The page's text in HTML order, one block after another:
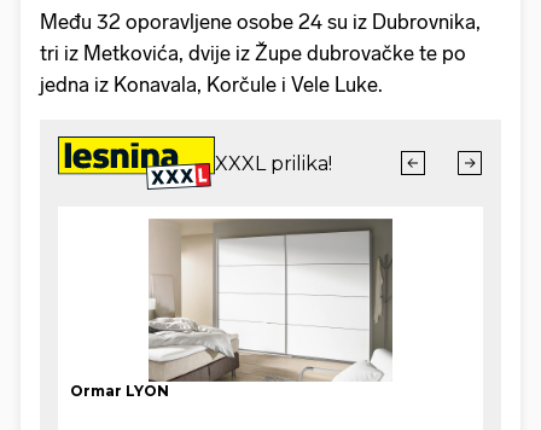
Među 32 oporavljene osobe 24 su iz Dubrovnika,
tri iz Metkovića, dvije iz Župe dubrovačke te po
jedna iz Konavala, Korčule i Vele Luke.